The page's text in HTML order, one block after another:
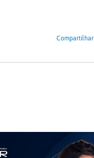
Compartilhar